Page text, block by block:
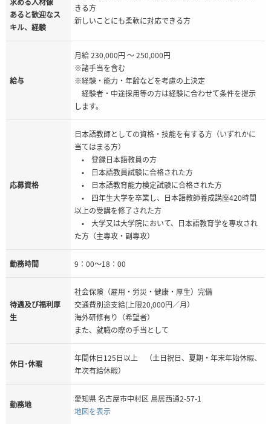
あると歓迎なス
キル、経験
きる方
新しいことにも柔軟に対応できる方
給与
月給 230,000円 ～ 250,000円
※諸手当を含む
※経験・能力・年齢などを考慮の上決定
経験者・中途採用等の方は経験に合わせて条件を提示
します。
応募資格
日本語教師としての資格・技能を有する方（いずれかに
当てはまる方）
• 登録日本語教員の方
• 日本語教員試験に合格された方
• 日本語教育能力検定試験に合格された方
• 四年生大学を卒業し、日本語教師養成講座420時間
以上の受講を修了された方
• 大学又は大学院において、日本語教育学を専攻され
た方（主専攻・副専攻）
勤務時間 9：00～18：00
待遇及び福利厚
生
社会保険（雇用・労災・健康・厚生）完備
交通費別途支給(上限20,000円／月）
海外研修有り（希望者）
また、就職の際の手当として
休日･休暇
年間休日125日以上 （土日祝日、夏期・年末年始休暇、
年次有給休暇）
勤務地
愛知県 名古屋市中村区 鳥居西通2-57-1
地図を表示